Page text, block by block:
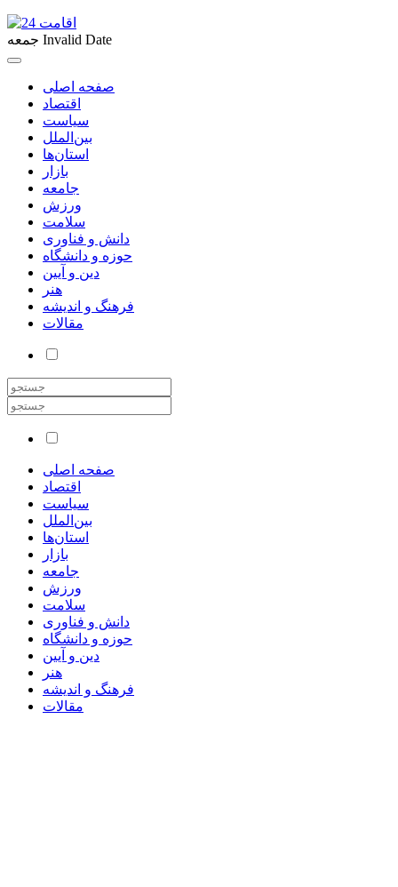
جمعه Invalid Date
صفحه اصلی
اقتصاد
سیاست
بین‌الملل
استان‌ها
بازار
جامعه
ورزش
سلامت
دانش و فناوری
حوزه و دانشگاه
دین و آیین
هنر
فرهنگ و اندیشه
مقالات
صفحه اصلی
اقتصاد
سیاست
بین‌الملل
استان‌ها
بازار
جامعه
ورزش
سلامت
دانش و فناوری
حوزه و دانشگاه
دین و آیین
هنر
فرهنگ و اندیشه
مقالات